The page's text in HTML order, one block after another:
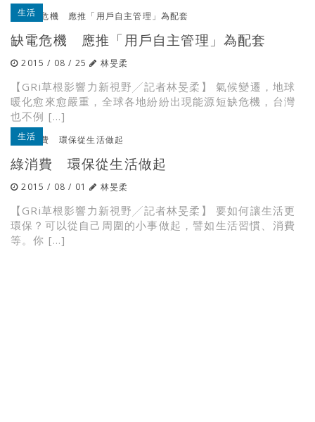
生活
缺電危機 應推「用戶自主管理」為配套
2015 / 08 / 25 林旻柔
【GRi草根影響力新視野╱記者林旻柔】 氣候變遷，地球
暖化愈來愈嚴重，全球各地紛紛出現能源短缺危機，台灣
也不例 […]
生活
綠消費 環保從生活做起
2015 / 08 / 01 林旻柔
【GRi草根影響力新視野╱記者林旻柔】 要如何讓生活更
環保？可以從自己周圍的小事做起，譬如生活習慣、消費
等。你 […]